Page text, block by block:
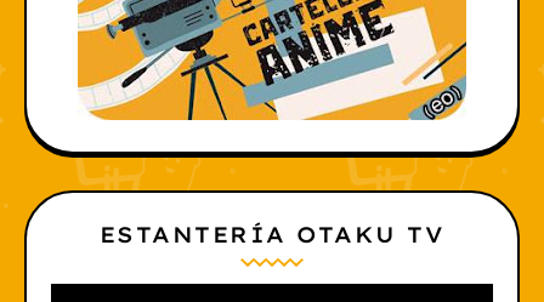
ESTANTERÍA OTAKU TV